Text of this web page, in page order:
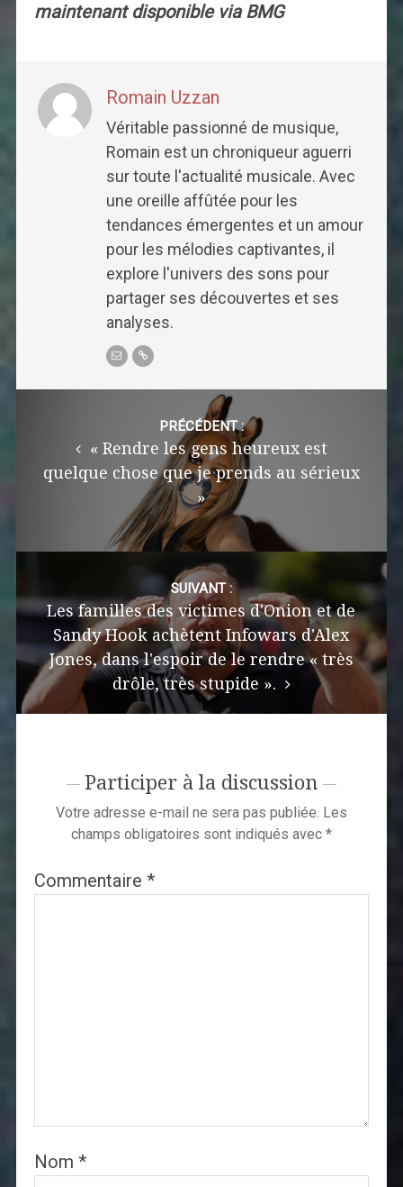
maintenant disponible via BMG
Romain Uzzan
Véritable passionné de musique,
Romain est un chroniqueur aguerri
sur toute l'actualité musicale. Avec
une oreille affûtée pour les
tendances émergentes et un amour
pour les mélodies captivantes, il
explore l'univers des sons pour
partager ses découvertes et ses
analyses.
PRÉCÉDENT :
« Rendre les gens heureux est
quelque chose que je prends au sérieux
»
SUIVANT :
Les familles des victimes d'Onion et de
Sandy Hook achètent Infowars d'Alex
Jones, dans l'espoir de le rendre « très
drôle, très stupide ».
Participer à la discussion
Votre adresse e-mail ne sera pas publiée. Les
champs obligatoires sont indiqués avec *
Commentaire *
Nom *